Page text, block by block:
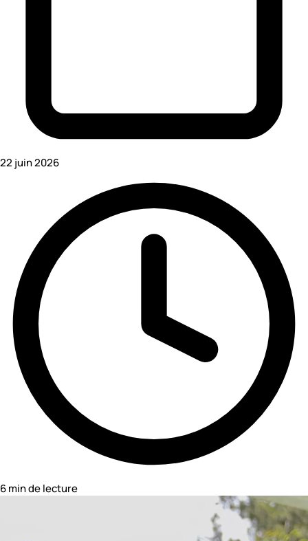
22 juin 2026
6 min de lecture